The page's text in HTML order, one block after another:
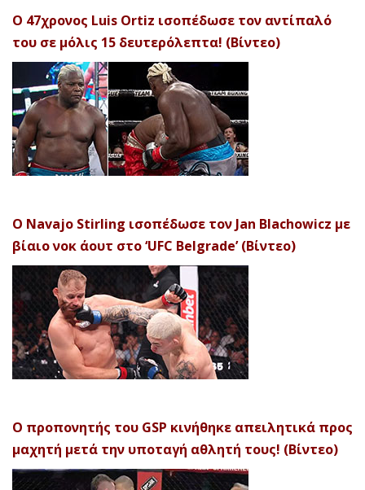
Ο 47χρονος Luis Ortiz ισοπέδωσε τον αντίπαλό
του σε μόλις 15 δευτερόλεπτα! (Βίντεο)
Ο Navajo Stirling ισοπέδωσε τον Jan Blachowicz με
βίαιο νοκ άουτ στο ‘UFC Belgrade’ (Βίντεο)
Ο προπονητής του GSP κινήθηκε απειλητικά προς
μαχητή μετά την υποταγή αθλητή τους! (Βίντεο)